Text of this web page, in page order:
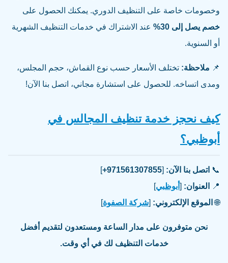
وخصومات خاصة على التنظيف الدوري. يمكنك الحصول على
خصم يصل إلى 30%
عند الاشتراك في خدمات التنظيف الشهرية
أو السنوية.
📌 ملاحظة: تختلف الأسعار حسب نوع القماش، حجم المجلس،
ومدى اتساخه. للحصول على استشارة مجاني، اتصل بنا الآن!
كيف نحجز خدمة تنظيف المجالس في
أبوظبي؟
📞 اتصل بنا الآن: [
971561307855+
]
📍
العنوان: [ أبوظبي]
🌐 الموقع الإلكتروني: [شركة الصفوة]
نحن متوفرون على مدار الساعة ومستعدون لتقديم أفضل
خدمات التنظيف لك في أي وقت.